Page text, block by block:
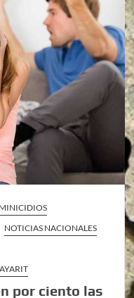
NOTICIAS NACIONALES
por ciento las